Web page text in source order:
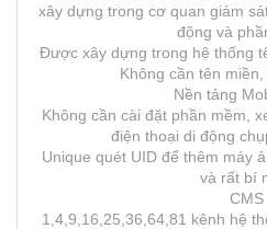
xây dựng trong cơ quan giám
động và
Được xây dựng trong hệ thống
Không cần tên miền,
Nền tảng
Không cần cài đặt phần mềm,
điện thoại di động
Unique quét UID để thêm máy
và rất bí
CMS
1,4,9,16,25,36,64,81 kênh hệ